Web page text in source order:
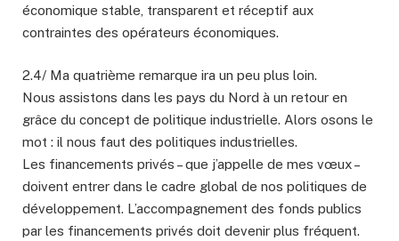
économique stable, transparent et réceptif aux
contraintes des opérateurs économiques.
2.4/ Ma quatrième remarque ira un peu plus loin.
Nous assistons dans les pays du Nord à un retour en
grâce du concept de politique industrielle. Alors osons le
mot : il nous faut des politiques industrielles.
Les financements privés – que j’appelle de mes vœux –
doivent entrer dans le cadre global de nos politiques de
développement. L’accompagnement des fonds publics
par les financements privés doit devenir plus fréquent.